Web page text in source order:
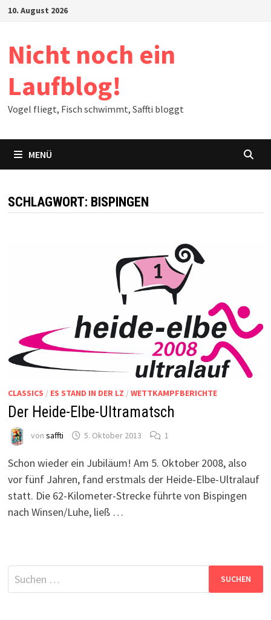
Zum10. August 2026
Nicht noch ein
Laufblog!
Vogel fliegt, Fisch schwimmt, Saffti bloggt
MENÜ
SCHLAGWORT: BISPINGEN
CLASSICS / ES STAND IN DER LZ / WETTKAMPFBERICHTE
Der Heide-Elbe-Ultramatsch
von saffti 5. Oktober 2013 1
Schon wieder ein Jubiläum! Am 5. Oktober 2008, also
vor fünf Jahren, fand erstmals der Heide-Elbe-Ultralauf
statt. Die 62-Kilometer-Strecke führte von Bispingen
nach Winsen/Luhe, ließ …
Suchen
nach: